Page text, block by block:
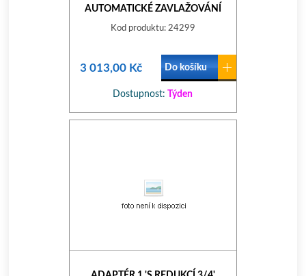
AUTOMATICKÉ ZAVLAŽOVÁNÍ
COLIBRI CLABER
Kod produktu: 24299
3 013,00 Kč Do košíku
Dostupnost: Týden